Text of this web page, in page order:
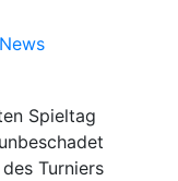
Spieltag
Turniers